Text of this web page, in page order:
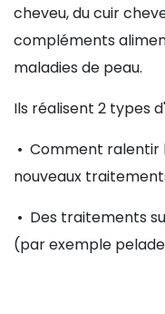
cheveu, du cuir
compléments
maladies de peau.
Ils réalisent 2 types
• Comment ralentir
nouveaux
• Des traitements
(par exemple